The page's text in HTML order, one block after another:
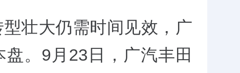
壮大仍需时间见效，广
。9月23日，广汽丰田